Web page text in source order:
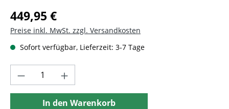
Regulärer Preis:
449,95 €
Preise inkl. MwSt. zzgl. Versandkosten
Sofort verfügbar, Lieferzeit: 3-7 Tage
Produkt Anzahl: Gib den gewünschten
In den Warenkorb